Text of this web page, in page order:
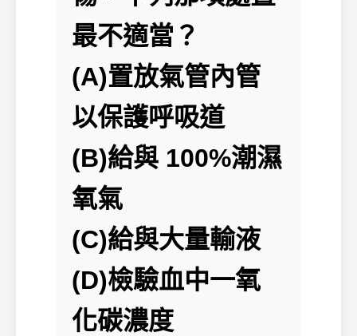
最不適當？
(A)置放氣管內管
以保護呼吸道
(B)給與 100%潮濕
氧氣
(C)給與大量輸液
(D)檢驗血中一氧
化碳濃度